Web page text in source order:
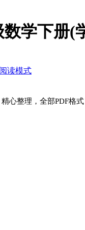
学下册(
阅读模式
心整理，全部PDF格式